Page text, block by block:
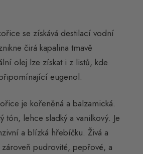
se získává destilací vodní
čirá kapalina tmavě
olej lze získat i z listů, kde
eugenol.
je kořeněná a balzamická.
tón, lehce sladký a vanilkový. Je
a blízká hřebíčku. Živá a
pudrovité, pepřové, a